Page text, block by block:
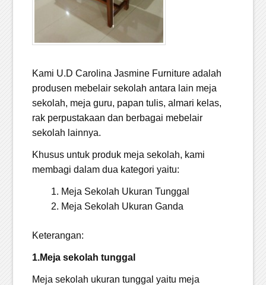
Kami U.D Carolina Jasmine Furniture adalah
produsen mebelair sekolah antara lain meja
sekolah, meja guru, papan tulis, almari kelas,
rak perpustakaan dan berbagai mebelair
sekolah lainnya.
Khusus untuk produk meja sekolah, kami
membagi dalam dua kategori yaitu:
Meja Sekolah Ukuran Tunggal
Meja Sekolah Ukuran Ganda
Keterangan:
1.Meja sekolah tunggal
Meja sekolah ukuran tunggal yaitu meja